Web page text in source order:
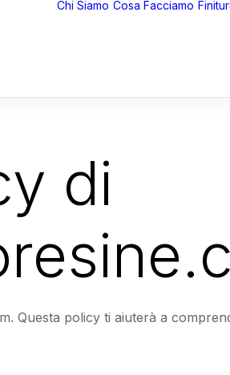
Chi Siamo Cosa Facciamo
di
Questa policy ti aiuterà a